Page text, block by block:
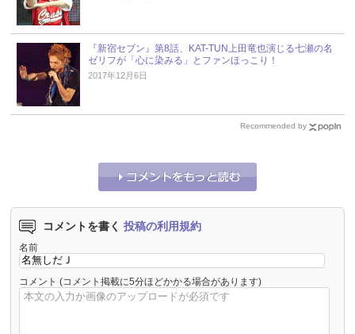
『新宿セブン』第8話、KAT-TUN上田竜也演じる七瀬の名
ゼリフが「心に染みる」とファンほっこり！
2017年12月6日
Recommended by
コメントを書く 投稿の利用規約
名前
コメント (コメント掲載に5分ほどかかる場合があります)